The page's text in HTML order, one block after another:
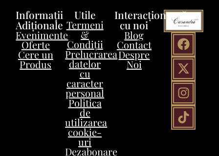
Interacționează
cu noi
Blog
Contact
Despre
Noi
Utile
Termeni
&
Condiții
Prelucrarea
datelor
cu
caracter
personal
Politica
de
utilizarea
cookie-
uri
Dezabonare
Informații
Adiționale
Evenimente
Oferte
Cere un
Produs